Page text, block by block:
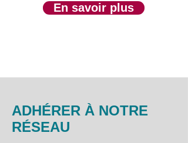
En savoir plus
ADHÉRER À NOTRE
RÉSEAU